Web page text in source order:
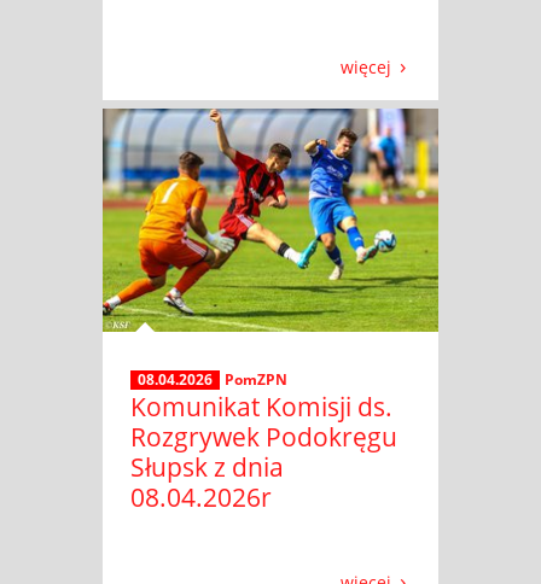
więcej
08.04.2026 PomZPN
Komunikat Komisji ds.
Rozgrywek Podokręgu
Słupsk z dnia
08.04.2026r